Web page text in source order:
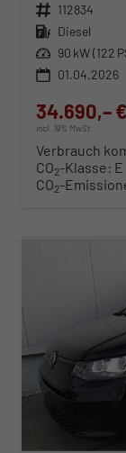
Fahrzeugnr. 112834
Kraftstoff Diesel
Leistung 90 kW (122
01.04.2026
34.690,– €
incl. 19% MwSt.
Verbrauch
CO2-Klasse: E
CO2-